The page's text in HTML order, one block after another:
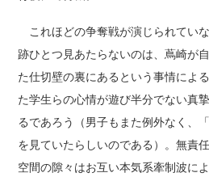
これほどの争奪戦が演じられてい
跡ひとつ見あたらないのは、蔦崎が
た仕切壁の裏にあるという事情によ
た学生らの心情が遊び半分でない真
るであろう（男子もまた例外なく、
を見ていたらしいのである）。無責
空間の隙々はお互い本気系牽制波に